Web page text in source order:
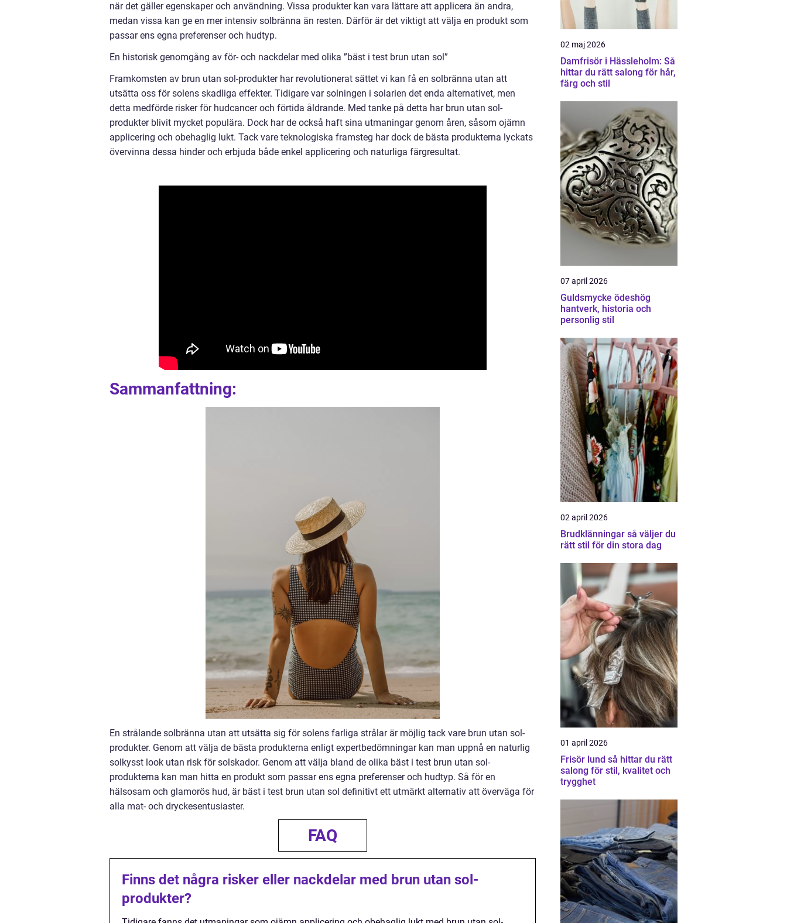
när det gäller egenskaper och användning. Vissa produkter kan vara lättare att applicera än andra,
medan vissa kan ge en mer intensiv solbränna än resten. Därför är det viktigt att välja en produkt som
passar ens egna preferenser och hudtyp.
En historisk genomgång av för- och nackdelar med olika ”bäst i test brun utan sol”
Framkomsten av brun utan sol-produkter har revolutionerat sättet vi kan få en solbränna utan att
utsätta oss för solens skadliga effekter. Tidigare var solningen i solarien det enda alternativet, men
detta medförde risker för hudcancer och förtida åldrande. Med tanke på detta har brun utan sol-
produkter blivit mycket populära. Dock har de också haft sina utmaningar genom åren, såsom ojämn
applicering och obehaglig lukt. Tack vare teknologiska framsteg har dock de bästa produkterna lyckats
övervinna dessa hinder och erbjuda både enkel applicering och naturliga färgresultat.
Sammanfattning:
En strålande solbränna utan att utsätta sig för solens farliga strålar är möjlig tack vare brun utan sol-
produkter. Genom att välja de bästa produkterna enligt expertbedömningar kan man uppnå en naturlig
solkysst look utan risk för solskador. Genom att välja bland de olika bäst i test brun utan sol-
produkterna kan man hitta en produkt som passar ens egna preferenser och hudtyp. Så för en
hälsosam och glamorös hud, är bäst i test brun utan sol definitivt ett utmärkt alternativ att överväga för
alla mat- och dryckesentusiaster.
FAQ
Finns det några risker eller nackdelar med brun utan sol-
produkter?
02 maj 2026
Damfrisör i Hässleholm: Så
hittar du rätt salong för hår,
färg och stil
07 april 2026
Guldsmycke ödeshög
hantverk, historia och
personlig stil
02 april 2026
Brudklänningar så väljer du
rätt stil för din stora dag
01 april 2026
Frisör lund så hittar du rätt
salong för stil, kvalitet och
trygghet